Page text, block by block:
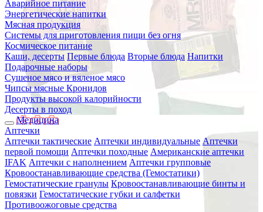
Аварийное питание
Энергетические напитки
Мясная продукция
Системы для приготовления пищи без огня
Космическое питание
Каши, десерты Первые блюда Вторые блюда Напитки
Подарочные наборы
Сушеное мясо и вяленое мясо
Чипсы мясные Кронидов
Продукты высокой калорийности
Десерты в поход
Медицина
Аптечки
Аптечки тактические Аптечки индивидуальные Аптечки
первой помощи Аптечки походные Американские аптечки
IFAK Аптечки с наполнением Аптечки групповые
Кровоостанавливающие средства (Гемостатики)
Гемостатические гранулы Кровоостанавливающие бинты и
повязки Гемостатические губки и салфетки
Противоожоговые средства